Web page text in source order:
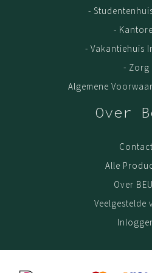
Ons gehele collectie
,
-
-
- Vakantiehuis
- Zorg
Algemene
Over
Contact
Alle
Over
Veelgestelde